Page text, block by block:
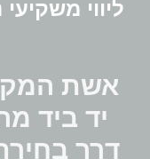
ליווי
אשת
יד ביד
דרך